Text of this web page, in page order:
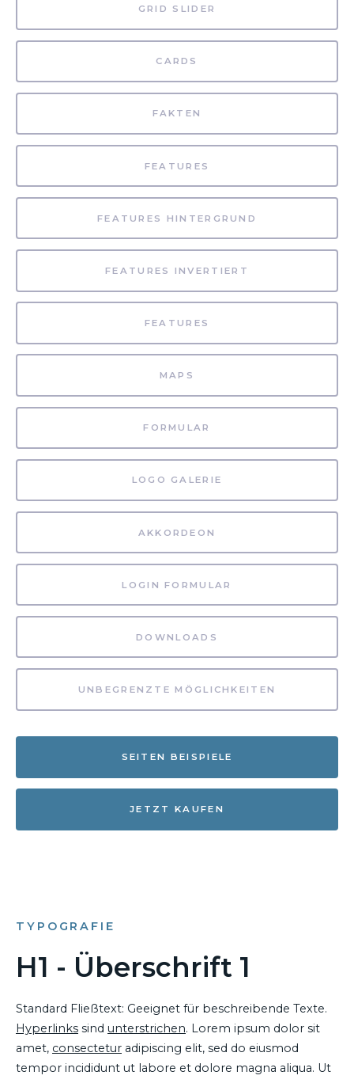
GRID SLIDER
CARDS
FAKTEN
FEATURES
FEATURES HINTERGRUND
FEATURES INVERTIERT
FEATURES
MAPS
FORMULAR
LOGO GALERIE
AKKORDEON
LOGIN FORMULAR
DOWNLOADS
UNBEGRENZTE MÖGLICHKEITEN
SEITEN BEISPIELE
JETZT KAUFEN
TYPOGRAFIE
H1 - Überschrift 1
Standard Fließtext: Geeignet für beschreibende Texte.
Hyperlinks sind unterstrichen. Lorem ipsum dolor sit
amet, consectetur adipiscing elit, sed do eiusmod
tempor incididunt ut labore et dolore magna aliqua. Ut